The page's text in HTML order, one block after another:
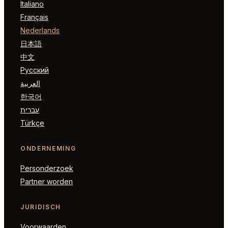
Italiano
Français
Nederlands
日本語
中文
Русский
العربية
한국어
עברית
Türkçe
ONDERNEMING
Personderzoek
Partner worden
JURIDISCH